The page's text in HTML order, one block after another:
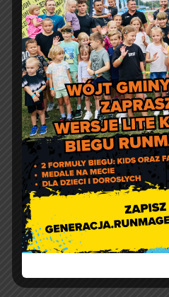
Jakość powietrza